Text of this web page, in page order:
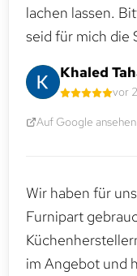
lachen lassen.
seid für mich die
Khaled
vor
Auf Google ansehen
Wir haben für
Furnipart
im Angebot und